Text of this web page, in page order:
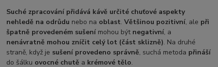
Suché zpracování přidává kávě určité chuťové aspekty
nehledě na odrůdu nebo na oblast.Většinou pozitivní, ale při
špatně provedeném sušení mohou být negativní, a
nenávratně mohou zníčit celý lot (část sklizně). Na druhé
straně, když je sušení provedeno správně, suchá metoda přináší
do šálku ovocné chutě a krémové tělo.